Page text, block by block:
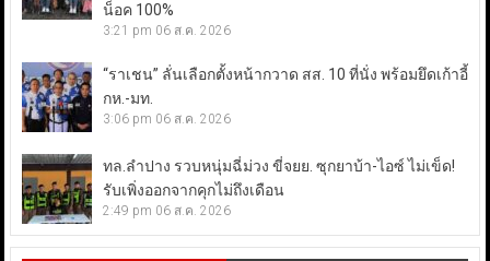
น็อค 100%
3:21 pm 06 ส.ค. 2026
“ราเชน” ลั่นเลือกตั้งหน้ากวาด สส. 10 ที่นั่ง พร้อมยึดเก้าอี้
กห.-มท.
3:06 pm 06 ส.ค. 2026
ทล.ลำปาง รวบหนุ่มฉี่ม่วง ขี่จยย. ซุกยาบ้า-ไอซ์ ไม่เข็ด!
รับเพิ่งออกจากคุกไม่ถึงเดือน
2:49 pm 06 ส.ค. 2026